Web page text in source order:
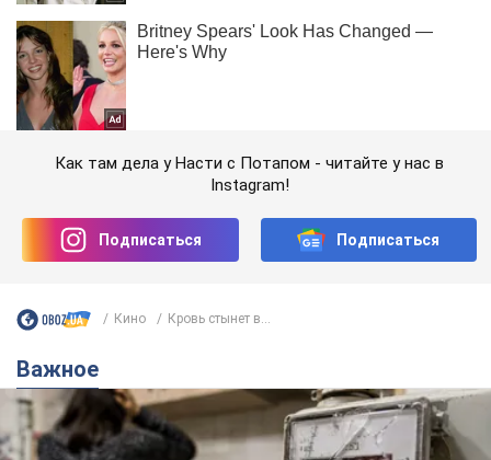
Как там дела у Насти с Потапом - читайте у нас в
Instagram!
Подписаться Подписаться
Кино Кровь стынет в...
Важное